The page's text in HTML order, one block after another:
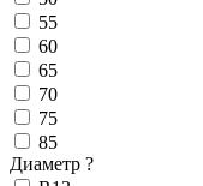
55
60
65
70
75
85
Диаметр ?